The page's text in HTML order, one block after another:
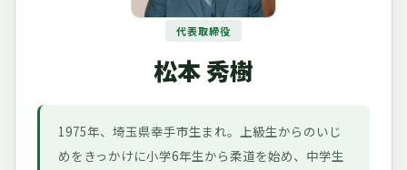
代表取締役
松本 秀樹
1975年、埼玉県幸手市生まれ。上級生からのいじ
めをきっかけに小学6年生から柔道を始め、中学生